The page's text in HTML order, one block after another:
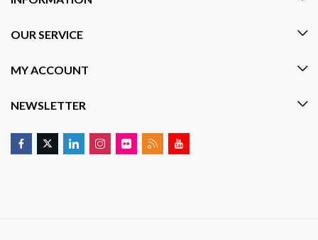
OUR SERVICE
MY ACCOUNT
NEWSLETTER